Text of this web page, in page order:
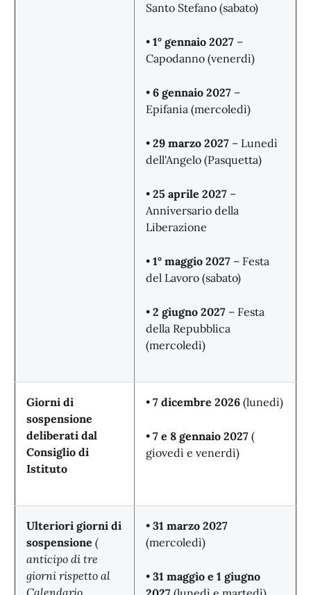
Santo Stefano (sabato)
• 1° gennaio 2027 –
Capodanno (venerdì)
• 6 gennaio 2027 –
Epifania (mercoledì)
• 29 marzo 2027 – Lunedì
dell'Angelo (Pasquetta)
• 25 aprile 2027 –
Anniversario della
Liberazione
• 1° maggio 2027 – Festa
del Lavoro (sabato)
• 2 giugno 2027 – Festa
della Repubblica
(mercoledì)
Giorni di
sospensione
deliberati dal
Consiglio di
Istituto
• 7 dicembre 2026 (lunedì)
• 7 e 8 gennaio 2027 (
giovedì e venerdì)
Ulteriori giorni di
sospensione (
anticipo di tre
giorni rispetto al
Calendario
• 31 marzo 2027
(mercoledì)
• 31 maggio e 1 giugno